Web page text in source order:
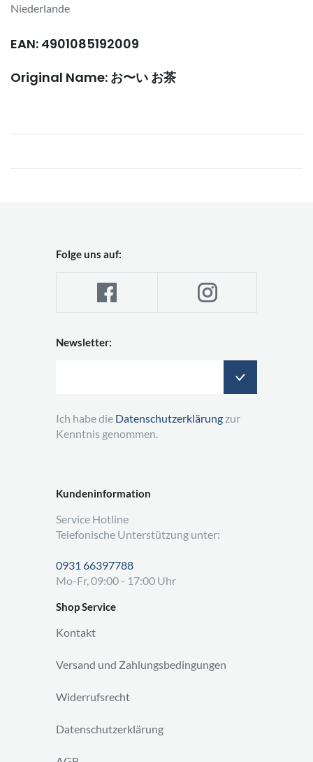
Niederlande
EAN: 4901085192009
Original Name: お〜い お茶
Kundeninformation
Service Hotline
Telefonische Unterstützung unter:
0931 66397788
Mo-Fr, 09:00 - 17:00 Uhr
Shop Service
Kontakt
Versand und Zahlungsbedingungen
Widerrufsrecht
Datenschutzerklärung
Folge uns auf:
Newsletter:
Ich habe die Datenschutzerklärung zur
Kenntnis genommen.